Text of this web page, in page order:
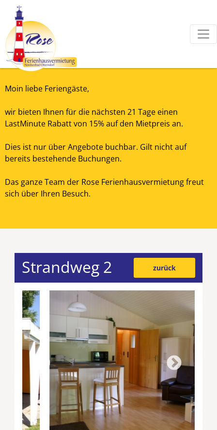
Moin liebe Feriengäste,
wir bieten Ihnen für die nächsten 21 Tage einen
LastMinute Rabatt von 15% auf den Mietpreis an.
Dies ist nur über Angebote buchbar. Gilt nicht auf
bereits bestehende Buchungen.
Das ganze Team der Rose Ferienhausvermietung freut
sich über Ihren Besuch.
Strandweg 2 zurück